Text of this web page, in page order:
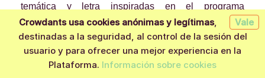
Quiero aportar
temática y letra inspiradas en el programa
DaLaNota.
Salida en formato físico del EP.
Videoclip con la Orquesta DaLaNota.
Vale
Crowdants usa cookies anónimas y legítimas,
destinadas a la seguridad, al control de la sesión del
usuario y para ofrecer una mejor experiencia en la
Plataforma. Información sobre cookies